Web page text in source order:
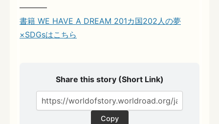
———–
書籍 WE HAVE A DREAM 201カ国202人の夢
×SDGsはこちら
Share this story (Short Link)
Copy